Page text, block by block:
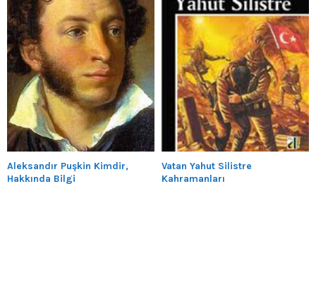
Aleksandır Puşkin Kimdir,
Hakkında Bilgi
Vatan Yahut Silistre
Kahramanları